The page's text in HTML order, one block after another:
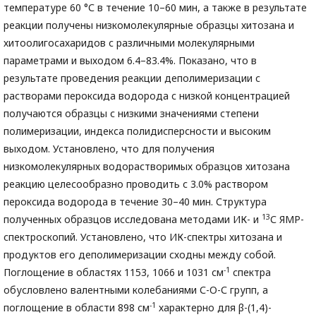
температуре 60 °С в течение 10–60 мин, а также в результате
реакции получены низкомолекулярные образцы хитозана и
хитоолигосахаридов с различными молекулярными
параметрами и выходом 6.4–83.4%. Показано, что в
результате проведения реакции деполимеризации с
растворами пероксида водорода с низкой концентрацией
получаются образцы с низкими значениями степени
полимеризации, индекса полидисперсности и высоким
выходом. Установлено, что для получения
низкомолекулярных водорастворимых образцов хитозана
реакцию целесообразно проводить с 3.0% раствором
пероксида водорода в течение 30–40 мин. Структура
полученных образцов исследована методами ИК- и 13С ЯМР-
спектроскопий. Установлено, что ИК-спектры хитозана и
продуктов его деполимеризации сходны между собой.
Поглощение в областях 1153, 1066 и 1031 см-1 спектра
обусловлено валентными колебаниями С-О-С групп, а
поглощение в области 898 см-1 характерно для β-(1,4)-